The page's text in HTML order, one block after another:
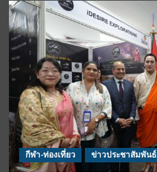
กีฬา-ท่องเที่ยว ข่าวประชาสัมพันธ์